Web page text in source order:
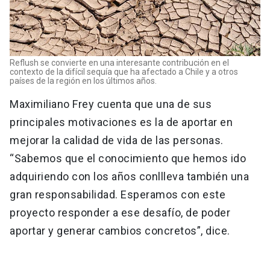
Reflush se convierte en una interesante contribución en el
contexto de la difícil sequía que ha afectado a Chile y a otros
países de la región en los últimos años.
Maximiliano Frey cuenta que una de sus
principales motivaciones es la de aportar en
mejorar la calidad de vida de las personas.
“Sabemos que el conocimiento que hemos ido
adquiriendo con los años conllleva también una
gran responsabilidad. Esperamos con este
proyecto responder a ese desafío, de poder
aportar y generar cambios concretos”, dice.